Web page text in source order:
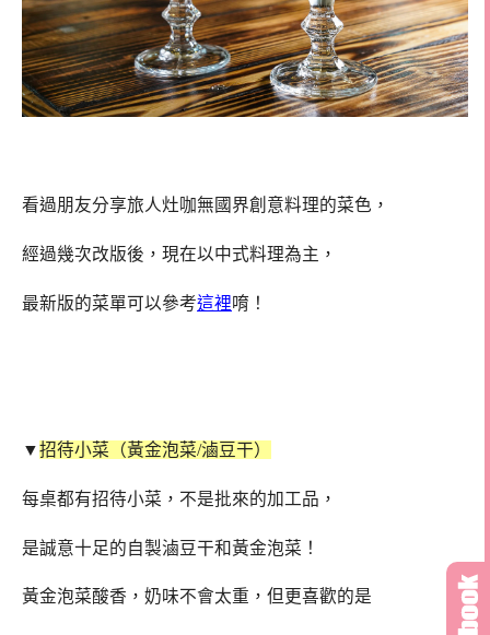
看過朋友分享旅人灶咖無國界創意料理的菜色，
經過幾次改版後，現在以中式料理為主，
最新版的菜單可以參考這裡唷！
▼招待小菜（黃金泡菜/滷豆干）
每桌都有招待小菜，不是批來的加工品，
是誠意十足的自製滷豆干和黃金泡菜！
黃金泡菜酸香，奶味不會太重，但更喜歡的是